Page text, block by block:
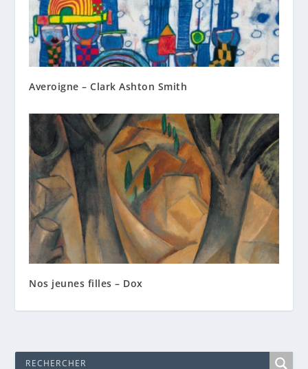
Averoigne – Clark Ashton Smith
Nos jeunes filles – Dox